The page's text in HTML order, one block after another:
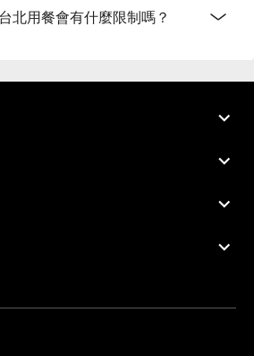
北用餐會有什麼限制嗎？